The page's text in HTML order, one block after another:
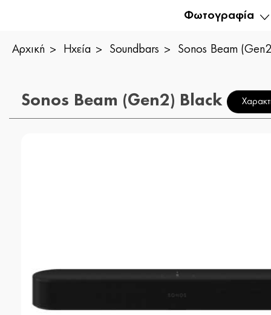
Φωτογραφία
Αρχική Ηχεία Soundbars Sonos Beam
Sonos Beam (Gen2) Black